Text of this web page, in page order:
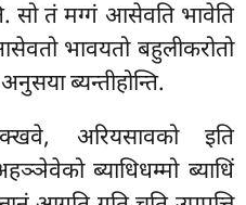
सो तं मग्गं आसेवति भावेति
भावयतो बहुलीकरोतो
ब्यन्तीहोन्ति.
अरियसावको इति
ब्याधिधम्मो ब्याधिं